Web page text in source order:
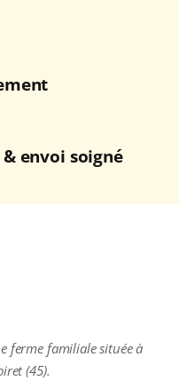
envoi soigné
ferme familiale située à
(45).